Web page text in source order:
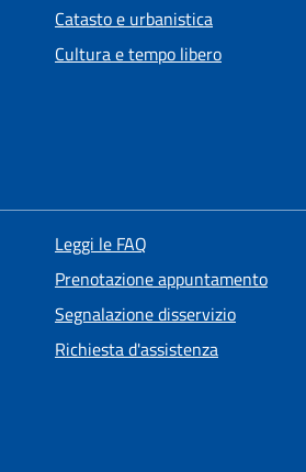
Catasto e urbanistica
Cultura e tempo libero
Leggi le FAQ
Prenotazione appuntamento
Segnalazione disservizio
Richiesta d'assistenza